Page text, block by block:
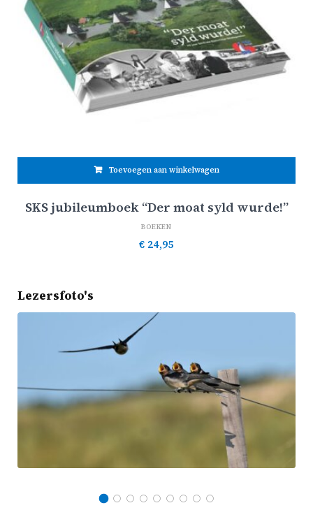
Toevoegen aan winkelwagen
SKS jubileumboek “Der moat syld wurde!”
BOEKEN
€ 24,95
Lezersfoto's